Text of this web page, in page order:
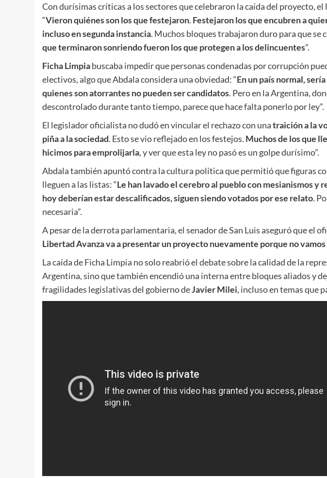
Con durísimas críticas a los sectores que celebraron la caída del proyecto,
“Vieron quiénes son los que festejaron. Festejaron los que encubren a
incluso en segunda instancia. Muchos bloques trabajaron duro para que se
que terminaron sonriendo fueron los que protegen a los delincuentes”.
Ficha Limpiabuscaba impedir que personas condenadas por corrupción
electivos, algo que Abdala considera una obviedad: “En un país normal,
quienes son atorrantes no pueden ser candidatos. Pero en la Argentina,
descontrolado durante tanto tiempo, parece que hace falta ponerlo por ley”.
El legislador oficialista no dudó en vincular el rechazo con unatraición a la
piña a la sociedad. Esto se vio reflejado en los festejos. Muchos de los que
hicimos para emprolijarla, y ver que esta ley no pasó es un golpe durísimo”.
Abdala también apuntó contra la cultura política que permitió que figuras
lleguen a las listas: “Le han lavado el cerebro al pueblo con mesianismos y
hoy deberían estar descalificados, siguen siendo votados por ese relato.
necesaria”.
A pesar de la derrota parlamentaria, el senador de San Luis aseguró que el
Libertad Avanza va a presentar un proyecto nuevamente porque no vamos
La caída de Ficha Limpia no solo reabrió el debate sobre la calidad de la
Argentina, sino que también encendió una interna entre bloques aliados y
fragilidades legislativas del gobierno deJavier Milei, incluso en temas que